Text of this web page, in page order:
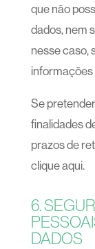
que não
dados, nem
nesse caso,
informações
Se
finalidades
prazos de
clique aqui.
6.
DADOS